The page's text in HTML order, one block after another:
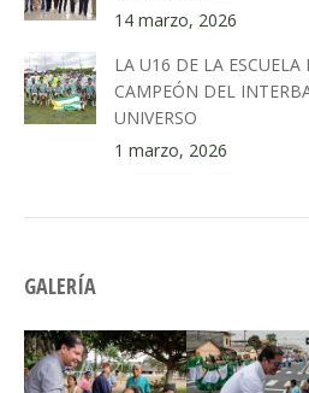
14 marzo, 2026
LA U16 DE LA
CAMPEÓN DEL
UNIVERSO
1 marzo, 2026
GALERÍA